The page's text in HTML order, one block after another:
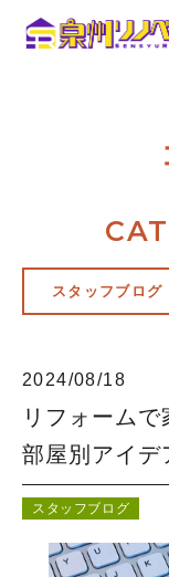
WORK
NEWS
ACCESS
コンテンツ
2024/08/18
リフォーム
部屋別アイデ
スタッフブログ
スタッフブログ